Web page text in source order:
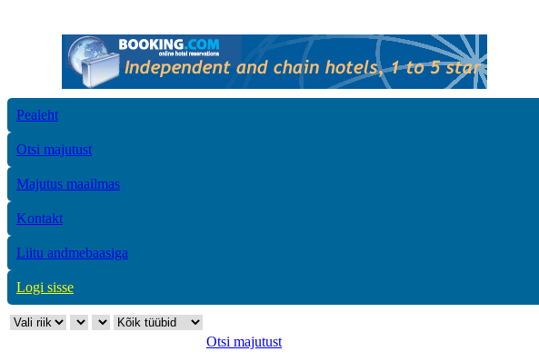
Pealeht
Otsi majutust
Majutus maailmas
Kontakt
Liitu andmebaasiga
Logi sisse
Otsi majutust